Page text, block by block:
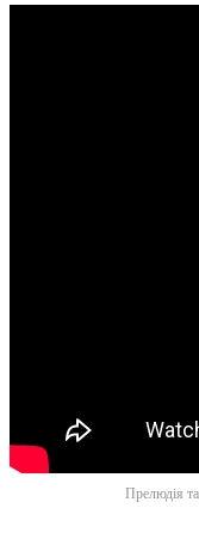
Прелюдiя